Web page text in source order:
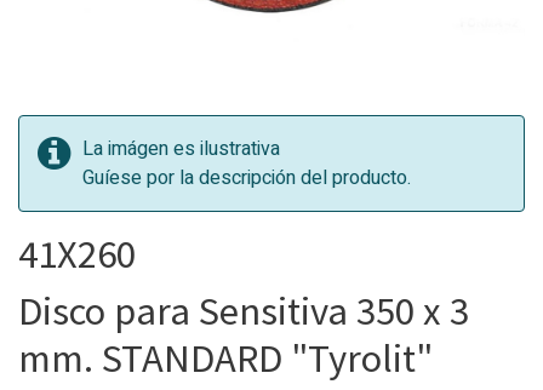
La imágen es ilustrativa
Guíese por la descripción del producto.
41X260
Disco para Sensitiva 350 x 3
mm. STANDARD "Tyrolit"